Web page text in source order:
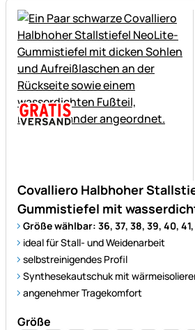
Covalliero Halbhoher
Gummistiefel mit
Größe wählbar: 36, 37, 38, 39, 40,
ideal für Stall- und Weidenarbeit
selbstreinigendes Profil
Synthesekautschuk mit
angenehmer Tragekomfort
Größe